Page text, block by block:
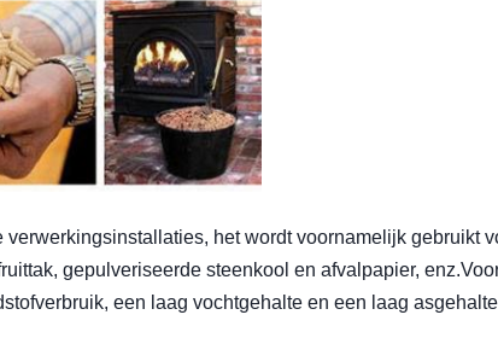
het wordt voornamelijk gebruikt
gepulveriseerde steenkool en afvalpapier,
een laag vochtgehalte en een laag